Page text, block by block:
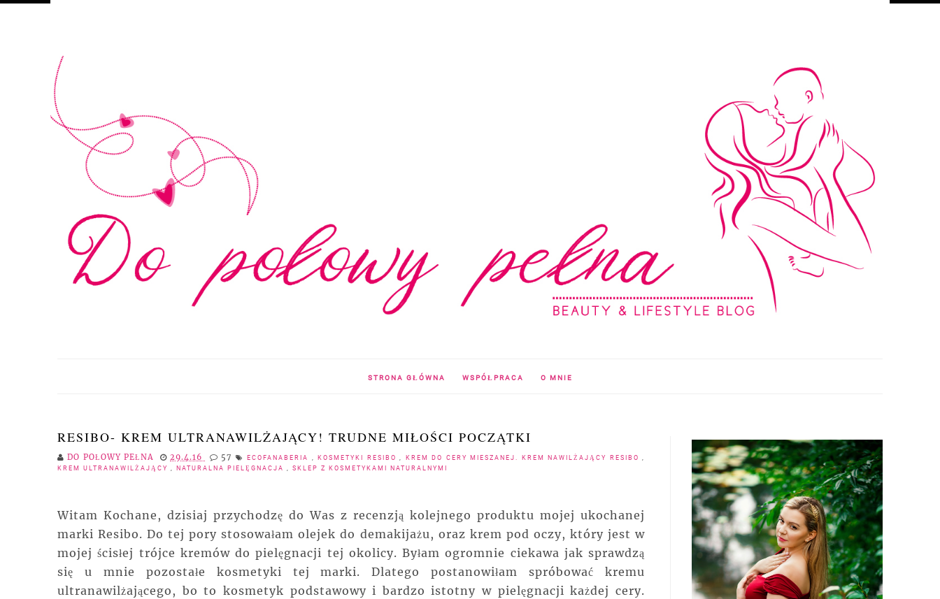
STRONA GŁÓWNA WSPÓŁPRACA O MNIE
RESIBO- KREM ULTRANAWILŻAJĄCY! TRUDNE MIŁOŚCI POCZĄTKI
DO POŁOWY PEŁNA 29.4.16 57 ECOFANABERIA , KOSMETYKI RESIBO, KREM DO CERY MIESZANEJ. KREM NAWILŻAJĄCY RESIBO,
KREM ULTRANAWILŻAJĄCY , NATURALNA PIELĘGNACJA , SKLEP Z KOSMETYKAMI NATURALNYMI
Witam Kochane, dzisiaj przychodzę do Was z recenzją kolejnego produktu mojej ukochanej
marki Resibo. Do tej pory stosowałam olejek do demakijażu, oraz krem pod oczy, który jest w
mojej ścisłej trójce kremów do pielęgnacji tej okolicy. Byłam ogromnie ciekawa jak sprawdzą
się u mnie pozostałe kosmetyki tej marki. Dlatego postanowiłam spróbować kremu
ultranawilżającego, bo to kosmetyk podstawowy i bardzo istotny w pielęgnacji każdej cery.